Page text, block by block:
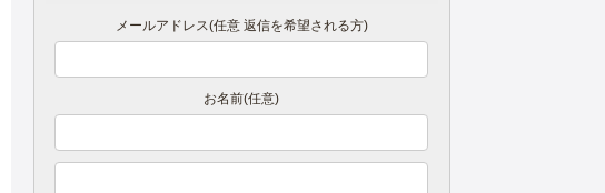
メールアドレス(任意 返信を希望される方)
お名前(任意)